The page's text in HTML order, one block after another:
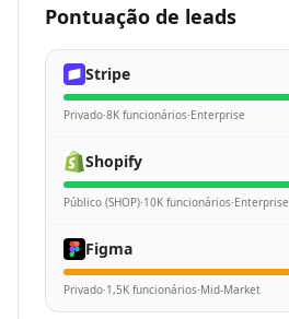
Pontuação de leads
Stripe
Privado·8K funcionários·Enterprise
Shopify
Público (SHOP)·10K funcionários·Enterprise
Figma
Privado·1,5K funcionários·Mid-Market